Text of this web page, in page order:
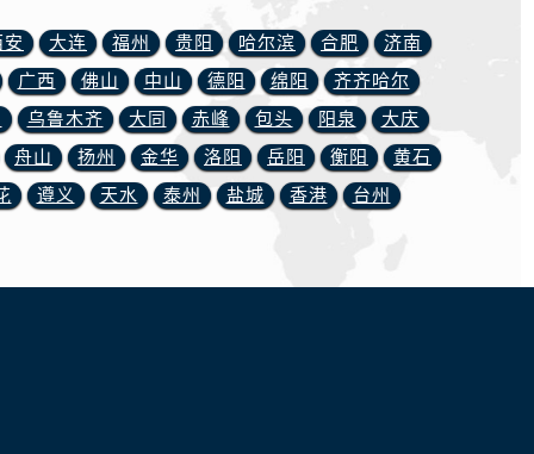
安 大连 福州 贵阳 哈尔滨 合肥
济南
广西
佛山 中山 德阳 绵阳
齐齐哈尔
乌鲁木齐 大同 赤峰 包头 阳泉
大庆
舟山
扬州 金华 洛阳 岳阳 衡阳
黄石
遵义 天水 泰州 盐城 香港 台州